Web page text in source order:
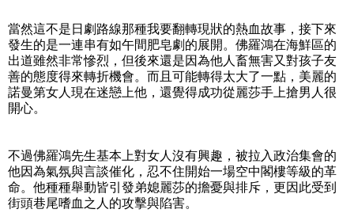
當然這不是日劇路線那種我要翻轉現狀的熱血故事，接下來
發生的是一連串有如午間肥皂劇的展開。佛羅鴻在海鮮區的
出道雖然非常慘烈，但後來還是因為他人畜無害又對孩子友
善的態度得來轉折機會。而且可能轉得太大了一點，美麗的
諾曼第女人現在迷戀上他，還覺得成功從麗莎手上搶男人很
開心。
不過佛羅鴻先生基本上對女人沒有興趣，被拉入政治集會的
他因為氣氛與言談催化，忍不住開始一場空中閣樓等級的革
命。他種種舉動皆引發弟媳麗莎的擔憂與排斥，更因此受到
街頭巷尾嗜血之人的攻擊與陷害。